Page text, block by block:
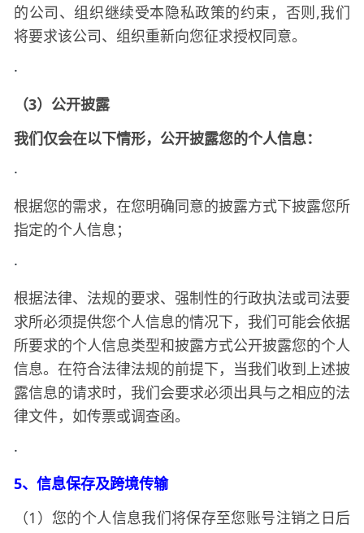
的公司、组织继续受本隐私政策的约束，否则,我们
将要求该公司、组织重新向您征求授权同意。
·
（3）公开披露
我们仅会在以下情形，公开披露您的个人信息：
·
根据您的需求，在您明确同意的披露方式下披露您所
指定的个人信息；
·
根据法律、法规的要求、强制性的行政执法或司法要
求所必须提供您个人信息的情况下，我们可能会依据
所要求的个人信息类型和披露方式公开披露您的个人
信息。在符合法律法规的前提下，当我们收到上述披
露信息的请求时，我们会要求必须出具与之相应的法
律文件，如传票或调查函。
·
5、信息保存及跨境传输
（1）您的个人信息我们将保存至您账号注销之日后